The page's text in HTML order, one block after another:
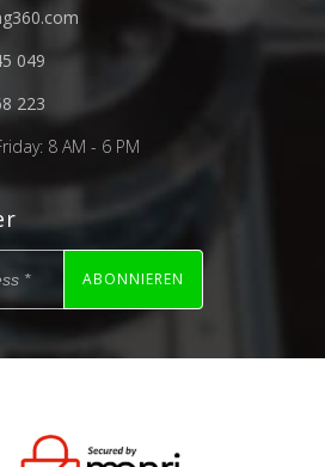
049
223
8 AM - 6 PM
ABONNIEREN